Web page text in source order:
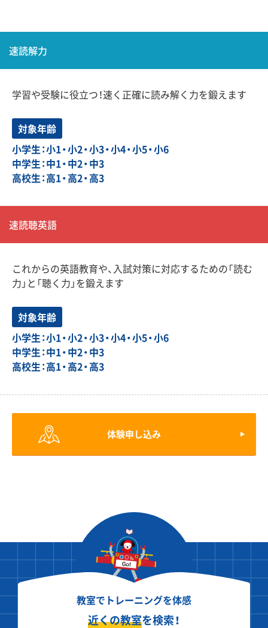
速読解力
学習や受験に役立つ！速く正確に読み解く力を鍛えます
対象年齢
小学生：小1・小2・小3・小4・小5・小6
中学生：中1・中2・中3
高校生：高1・高2・高3
速読聴英語
これからの英語教育や、入試対策に対応するための「読む
力」と「聴く力」を鍛えます
対象年齢
小学生：小1・小2・小3・小4・小5・小6
中学生：中1・中2・中3
高校生：高1・高2・高3
体験申し込み
教室でトレーニングを体感
近くの教室を検索！